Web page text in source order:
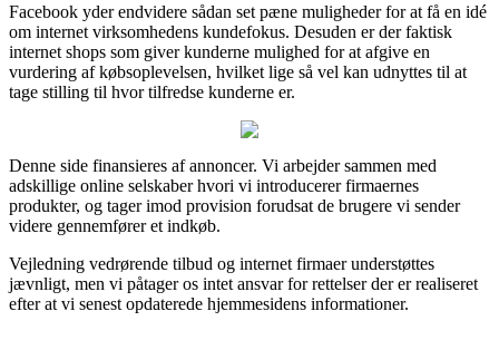
Facebook yder endvidere sådan set pæne muligheder for at få en idé
om internet virksomhedens kundefokus. Desuden er der faktisk
internet shops som giver kunderne mulighed for at afgive en
vurdering af købsoplevelsen, hvilket lige så vel kan udnyttes til at
tage stilling til hvor tilfredse kunderne er.
Denne side finansieres af annoncer. Vi arbejder sammen med
adskillige online selskaber hvori vi introducerer firmaernes
produkter, og tager imod provision forudsat de brugere vi sender
videre gennemfører et indkøb.
Vejledning vedrørende tilbud og internet firmaer understøttes
jævnligt, men vi påtager os intet ansvar for rettelser der er realiseret
efter at vi senest opdaterede hjemmesidens informationer.